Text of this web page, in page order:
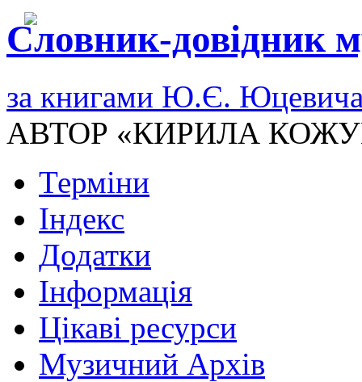
Словник-довідник
за книгами Ю.Є.
АВТОР «КИРИЛА
Терміни
Індекс
Додатки
Інформація
Цікаві ресурси
Музичний Архів